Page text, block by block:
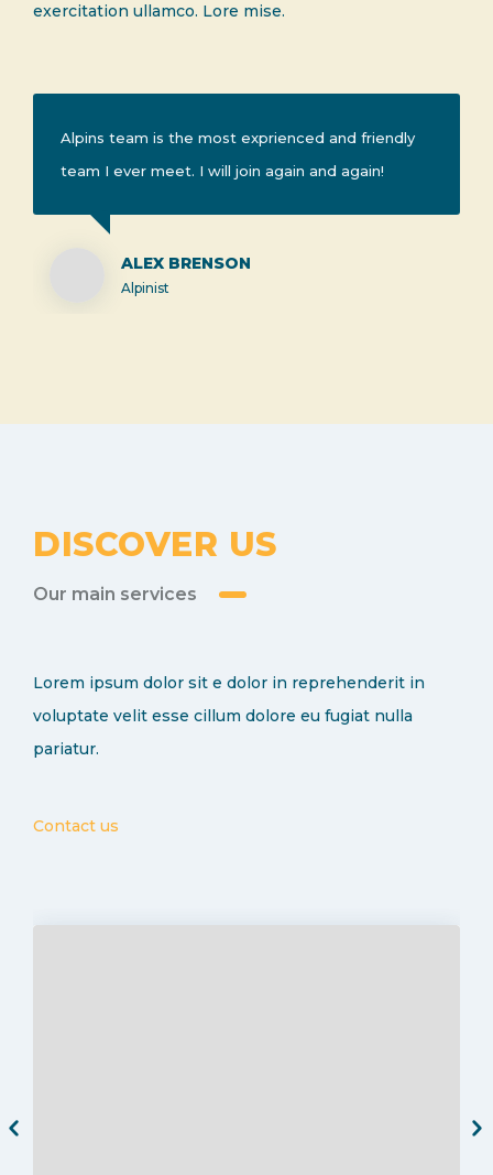
exercitation ullamco. Lore mise.
Alpins team is the most exprienced and friendly
team I ever meet. I will join again and again!
ALEX BRENSON
Alpinist
DISCOVER US
Our main services
Lorem ipsum dolor sit e dolor in reprehenderit in
voluptate velit esse cillum dolore eu fugiat nulla
pariatur.
Contact us